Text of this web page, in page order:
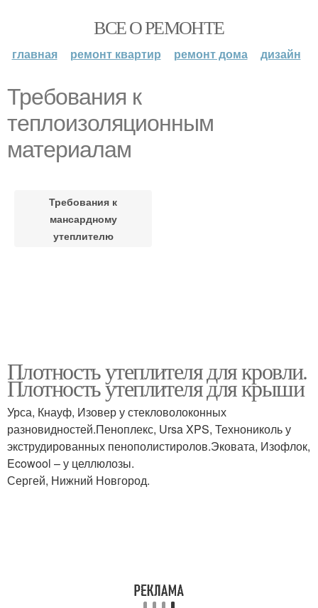
ВСЕ О РЕМОНТЕ
главная ремонт квартир ремонт дома дизайн
Требования к
теплоизоляционным
материалам
Требования к
мансардному
утеплителю
Плотность утеплителя для кровли.
Плотность утеплителя для крыши
Урса, Кнауф, Изовер у стекловолоконных
разновидностей.Пеноплекс, Ursa XPS, Технониколь у
экструдированных пенополистиролов.Эковата, Изофлок,
Ecowool – у целлюлозы.
Сергей, Нижний Новгород.